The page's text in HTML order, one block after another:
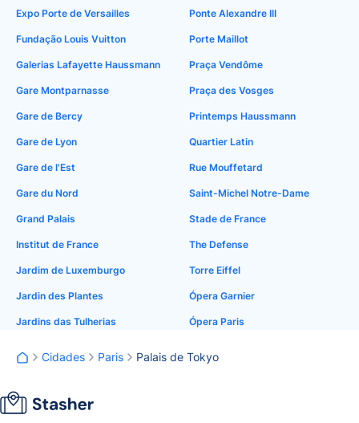
Expo Porte de Versailles
Fundação Louis Vuitton
Galerias Lafayette Haussmann
Gare Montparnasse
Gare de Bercy
Gare de Lyon
Gare de l'Est
Gare du Nord
Grand Palais
Institut de France
Jardim de Luxemburgo
Jardin des Plantes
Jardins das Tulherias
Ponte Alexandre III
Porte Maillot
Praça Vendôme
Praça des Vosges
Printemps Haussmann
Quartier Latin
Rue Mouffetard
Saint-Michel Notre-Dame
Stade de France
The Defense
Torre Eiffel
Ópera Garnier
Ópera Paris
Cidades Paris Palais de Tokyo